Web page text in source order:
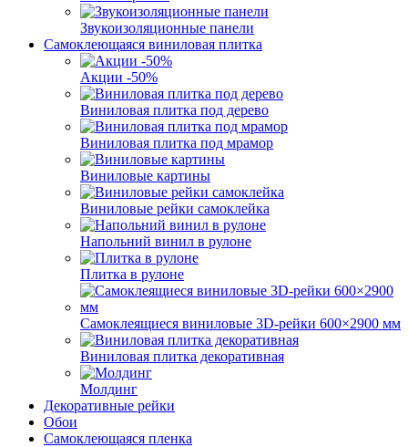
Звукоизоляционные панели
Самоклеющаяся виниловая плитка
Акции -50%
Виниловая плитка под дерево
Виниловая плитка под мрамор
Виниловые картины
Виниловые рейки самоклейка
Напольний винил в рулоне
Плитка в рулоне
Самоклеящиеся виниловые 3D‑рейки 600×2900 мм
Виниловая плитка декоративная
Молдинг
Декоративные рейки
Обои
Самоклеющаяся пленка